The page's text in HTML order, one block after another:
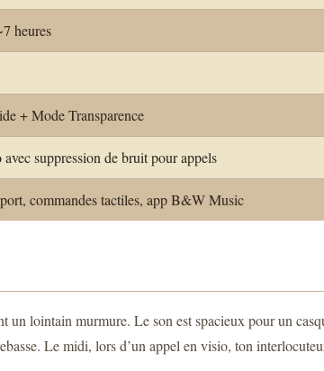
heures
+ Mode Transparence
suppression de bruit pour appels
commandes tactiles, app B&W Music
lointain murmure. Le son est spacieux pour un
Le midi, lors d’un appel en visio, ton